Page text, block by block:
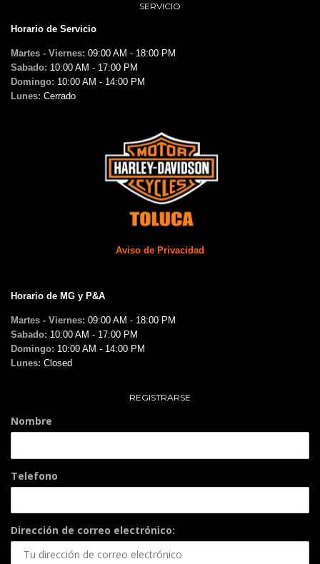
SERVICIO
Horario de Servicio
Martes - Viernes: 09:00 AM - 18:00 PM
Sabado: 10:00 AM - 17:00 PM
Domingo: 10:00 AM - 14:00 PM
Lunes: Cerrado
Aviso de Privacidad
Horario de MG y P&A
Martes - Viernes: 09:00 AM - 18:00 PM
Sabado: 10:00 AM - 17:00 PM
Domingo: 10:00 AM - 14:00 PM
Lunes: Closed
REGISTRARSE
Nombre
Telefono
Dirección de correo electrónico: